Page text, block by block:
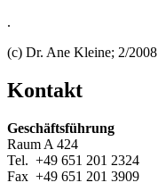
.
(c) Dr. Ane Kleine; 2/2008
Kontakt
Geschäftsführung
Raum A 424
Tel. +49 651 201 2324
Fax +49 651 201 3909